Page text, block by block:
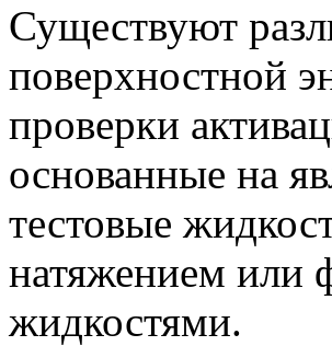
Существуют
поверхностной
проверки
основанные на
тестовые
натяжением или
жидкостями.